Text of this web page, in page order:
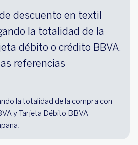
descuento en textil
la totalidad de la
débito o crédito BBVA.
referencias
la totalidad de la compra con
y Tarjeta Débito BBVA